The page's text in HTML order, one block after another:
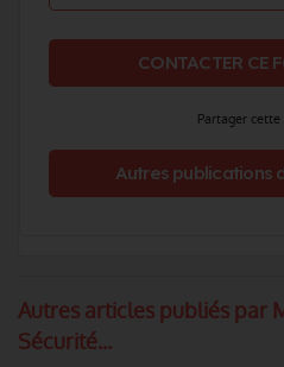
CONTACTER CE
Partager
Autres publications
Autres articles publiés par
Sécurité...